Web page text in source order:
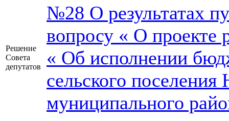
Решение
Совета
депутатов
№28 О результатах
вопросу « О проекте
« Об исполнении
сельского поселения
муниципального